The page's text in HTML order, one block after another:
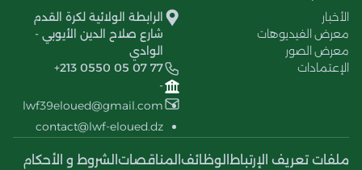
الأخبار
معرض الفيديوهات
معرض الصور
الإعتمادات
الرابطة الولائية لكرة القدم
شارع صلاح الدين الأيوبي -
الوادي
+213 0550 05 07 77
-
lwf39eloued@gmail.com
contact@lwf-eloued.dz
ملفات تعريف الإرتباط الوظائف المناقصات الشروط و الأحكام